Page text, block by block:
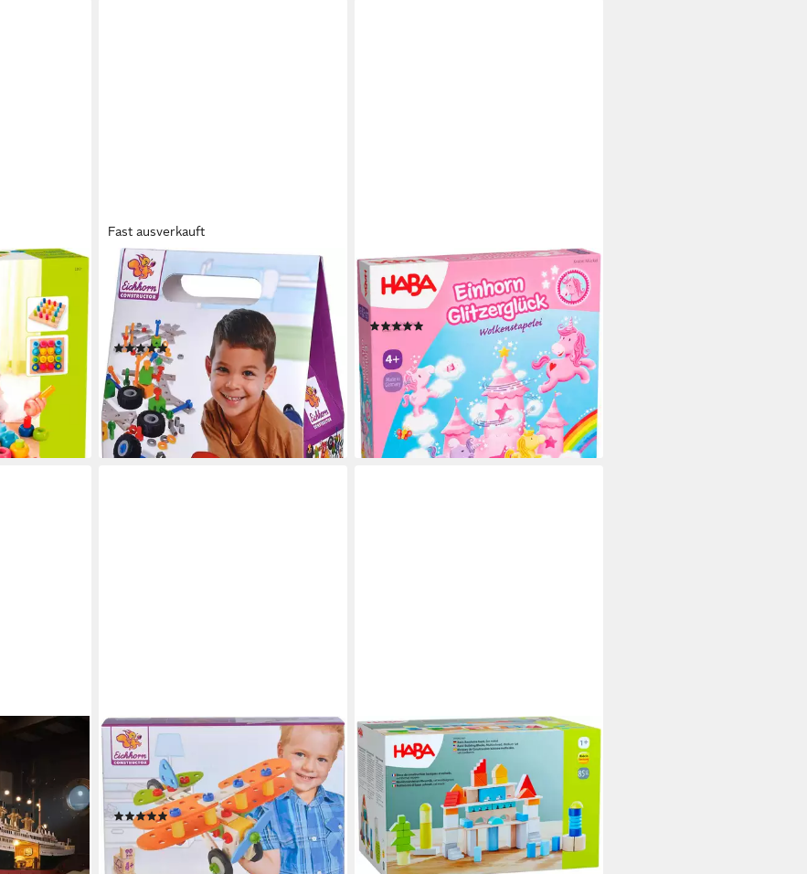
Made in
dir
Fast ausverkauft
EICHHORN
Constructor Erweiterungsset
Konstruktionsspielsteine, (111 St),
Made in Germany
(2)
17,35 € UVP 19,99 €
-13%
lieferbar - in 1-2 Werktagen bei dir
HABA
Spiel Einhorn Glitzerglück -
Wolkenstapelei, Stapelspiel
(2)
ab 18,46 € 24,99 €
-26%
lieferbar - in 1-2 Werktagen bei dir
Atlantic
bei dir
EICHHORN
Constructor Flugzeug
Konstruktionsspielsteine, (90 St),
Made in Germany
(32)
ab 22,55 € UVP27,99 €
-19%
HABA
Bausteine-Set Basis Spielbausteine,
Made in Germany; inkl.
Aufbewahrungstasche
ab 48,94 €
UVP89,99 €
-46%
lieferbar - in 2-3 Werktagen bei dir